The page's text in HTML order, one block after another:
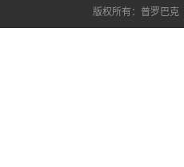
版权所有：普罗巴克